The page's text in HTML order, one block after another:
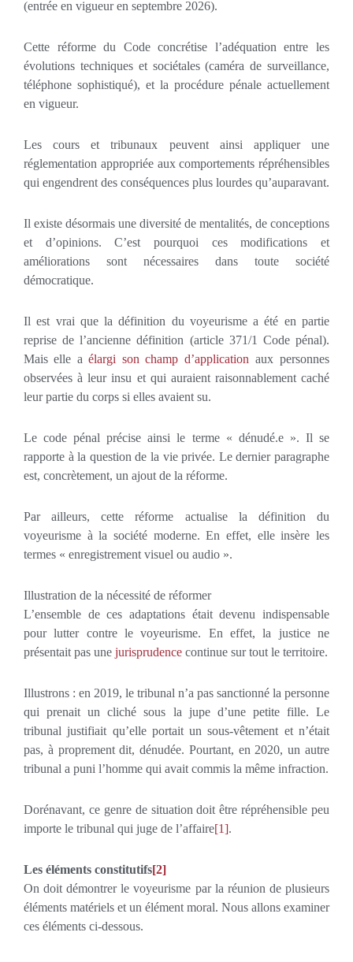
(entrée en vigueur en septembre 2026).
Cette réforme du Code concrétise l’adéquation entre les
évolutions techniques et sociétales (caméra de surveillance,
téléphone sophistiqué), et la procédure pénale actuellement
en vigueur.
Les cours et tribunaux peuvent ainsi appliquer une
réglementation appropriée aux comportements répréhensibles
qui engendrent des conséquences plus lourdes qu’auparavant.
Il existe désormais une diversité de mentalités, de conceptions
et d’opinions. C’est pourquoi ces modifications et
améliorations sont nécessaires dans toute société
démocratique.
Il est vrai que la définition du voyeurisme a été en partie
reprise de l’ancienne définition (article 371/1 Code pénal).
Mais elle a élargi son champ d’application aux personnes
observées à leur insu et qui auraient raisonnablement caché
leur partie du corps si elles avaient su.
Le code pénal précise ainsi le terme « dénudé.e ». Il se
rapporte à la question de la vie privée. Le dernier paragraphe
est, concrètement, un ajout de la réforme.
Par ailleurs, cette réforme actualise la définition du
voyeurisme à la société moderne. En effet, elle insère les
termes « enregistrement visuel ou audio ».
Illustration de la nécessité de réformer
L’ensemble de ces adaptations était devenu indispensable
pour lutter contre le voyeurisme. En effet, la justice ne
présentait pas une jurisprudence continue sur tout le territoire.
Illustrons : en 2019, le tribunal n’a pas sanctionné la personne
qui prenait un cliché sous la jupe d’une petite fille. Le
tribunal justifiait qu’elle portait un sous-vêtement et n’était
pas, à proprement dit, dénudée. Pourtant, en 2020, un autre
tribunal a puni l’homme qui avait commis la même infraction.
Dorénavant, ce genre de situation doit être répréhensible peu
importe le tribunal qui juge de l’affaire[1].
Les éléments constitutifs[2]
On doit démontrer le voyeurisme par la réunion de plusieurs
éléments matériels et un élément moral. Nous allons examiner
ces éléments ci-dessous.